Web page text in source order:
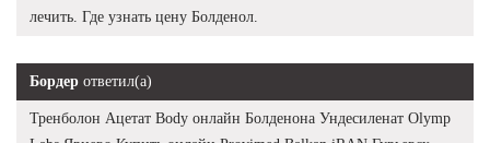
лечить. Где узнать цену Болденол.
Бордер ответил(а)
Тренболон Ацетат Body онлайн Болденона Ундесиленат Olymp